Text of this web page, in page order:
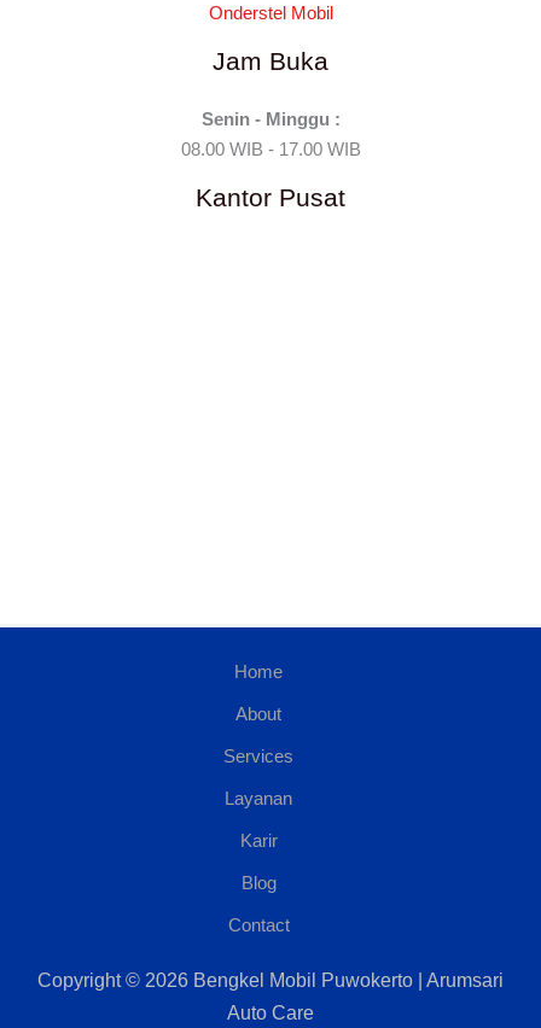
Onderstel Mobil
Jam Buka
Senin - Minggu :
08.00 WIB - 17.00 WIB
Kantor Pusat
Home
About
Services
Layanan
Karir
Blog
Contact
Copyright © 2026 Bengkel Mobil Puwokerto | Arumsari
Auto Care